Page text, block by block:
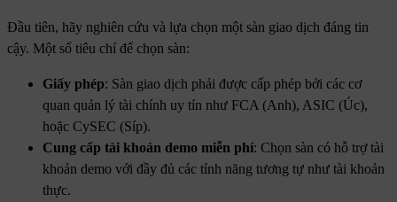
Đầu tiên, hãy nghiên cứu và lựa chọn một sàn giao dịch đáng tin
cậy. Một số tiêu chí để chọn sàn:
Giấy phép: Sàn giao dịch phải được cấp phép bởi các cơ
quan quản lý tài chính uy tín như FCA (Anh), ASIC (Úc),
hoặc CySEC (Síp).
Cung cấp tài khoản demo miễn phí: Chọn sàn có hỗ trợ tài
khoản demo với đầy đủ các tính năng tương tự như tài khoản
thực.